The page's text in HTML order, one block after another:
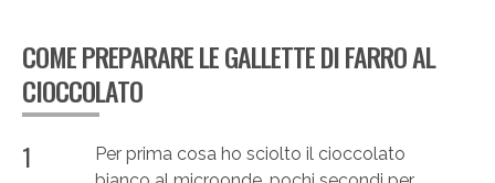
COME PREPARARE LE GALLETTE DI FARRO AL
CIOCCOLATO
1
Per prima cosa ho sciolto il cioccolato